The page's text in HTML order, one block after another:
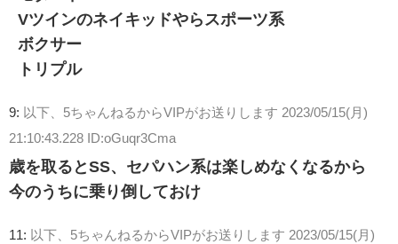
Vツインのネイキッドやらスポーツ系
ボクサー
トリプル
9: 以下、5ちゃんねるからVIPがお送りします 2023/05/15(月)
21:10:43.228 ID:oGuqr3Cma
歳を取るとSS、セパハン系は楽しめなくなるから
今のうちに乗り倒しておけ
11: 以下、5ちゃんねるからVIPがお送りします 2023/05/15(月)